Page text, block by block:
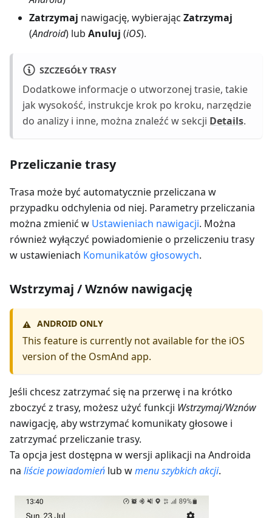
Zatrzymaj nawigację, wybierając Zatrzymaj
(Android) lub Anuluj (iOS).
SZCZEGÓŁY TRASY
Dodatkowe informacje o utworzonej trasie, takie
jak wysokość, instrukcje krok po kroku, narzędzie
do analizy i inne, można znaleźć w sekcji Details.
Przeliczanie trasy
Trasa może być automatycznie przeliczana w
przypadku odchylenia od niej. Parametry przeliczania
można zmienić w Ustawieniach nawigacji. Można
również wyłączyć powiadomienie o przeliczeniu trasy
w ustawieniach Komunikatów głosowych.
Wstrzymaj / Wznów nawigację
⚠️ ANDROID ONLY
This feature is currently not available for the iOS
version of the OsmAnd app.
Jeśli chcesz zatrzymać się na przerwę i na krótko
zboczyć z trasy, możesz użyć funkcji Wstrzymaj/Wznów
nawigację, aby wstrzymać komunikaty głosowe i
zatrzymać przeliczanie trasy.
Ta opcja jest dostępna w wersji aplikacji na Androida
na liście powiadomień lub wmenu szybkich akcji.